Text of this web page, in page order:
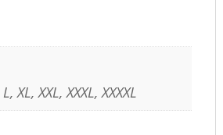
XL, XXL, XXXL, XXXXL